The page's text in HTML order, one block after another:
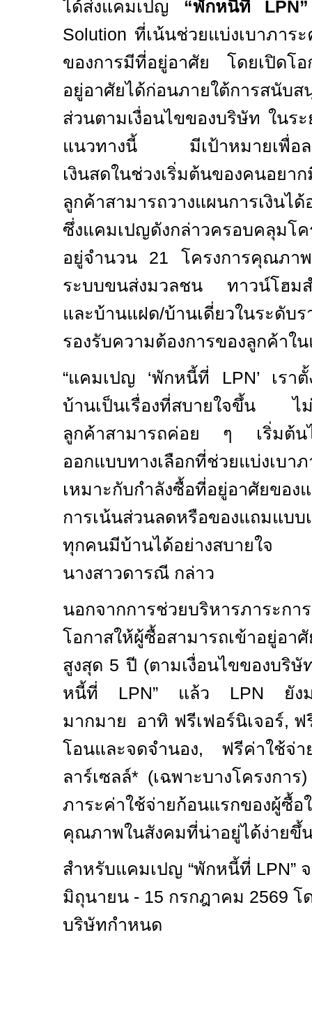
ได้ส่งแคมเปญ “พักหนี้ที่ LPN”
Solution ที่เน้นช่วยแบ่งเบาภาร
ของการมีที่อยู่อาศัย โดยเปิดโอ
อยู่อาศัยได้ก่อนภายใต้การสนับส
ส่วนตามเงื่อนไขของบริษัท ในร
แนวทางนี้ มีเป้าหมายเพื่อล
เงินสดในช่วงเริ่มต้นของคนอ
ลูกค้าสามารถวางแผนการเงินไ
ซึ่งแคมเปญดังกล่าวครอบคลุมโ
อยู่จำนวน 21 โครงการคุณภา
ระบบขนส่งมวลชน ทาวน์โฮมส
และบ้านแฝด/บ้านเดี่ยวในระดับ
รองรับความต้องการของลูกค้าใ
“แคมเปญ ‘พักหนี้ที่ LPN’ เรา
บ้านเป็นเรื่องที่สบายใจขึ้น ไม่
ลูกค้าสามารถค่อย ๆ เริ่มต้
ออกแบบทางเลือกที่ช่วยแบ่งเบา
เหมาะกับกำลังซื้อที่อยู่อาศัยของ
การเน้นส่วนลดหรือของแถมแบบ
ทุกคนมีบ้านได้อย่างสบายใ
นางสาวดารณี กล่าว
นอกจากการช่วยบริหารภาระกา
โอกาสให้ผู้ซื้อสามารถเข้าอยู่อา
สูงสุด 5 ปี (ตามเงื่อนไขของบริษั
หนี้ที่ LPN” แล้ว LPN ยัง
มากมาย อาทิ ฟรีเฟอร์นิเจอร์, ฟ
โอนและจดจำนอง, ฟรีค่าใช้จ่า
ลาร์เซลล์* (เฉพาะบางโครงการ
ภาระค่าใช้จ่ายก้อนแรกของผู้ซื้อ
คุณภาพในสังคมที่น่าอยู่ได้ง่ายขึ้
สำหรับแคมเปญ “พักหนี้ที่ LPN”
มิถุนายน - 15 กรกฎาคม 2569 โ
บริษัทกำหนด